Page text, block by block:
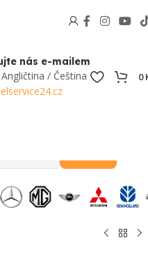
nás e-mailem
/ Čeština
0